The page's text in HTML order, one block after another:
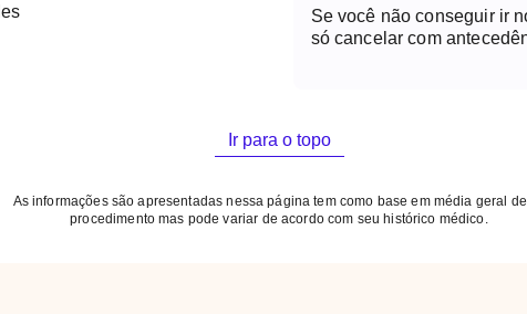
Se você não conseguir ir
só cancelar com
Ir para o topo
As informações são apresentadas nessa página tem como base em média geral
procedimento mas pode variar de acordo com seu histórico médico.